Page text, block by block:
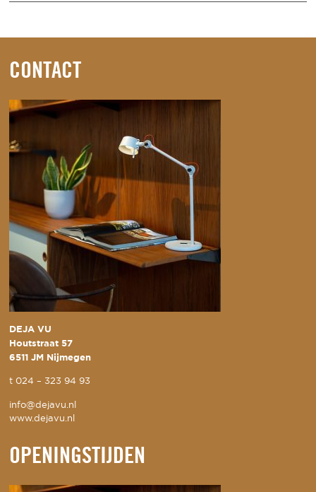
CONTACT
DEJA VU
Houtstraat 57
6511 JM Nijmegen
t024 – 323 94 93
info@dejavu.nl
www.dejavu.nl
OPENINGSTIJDEN